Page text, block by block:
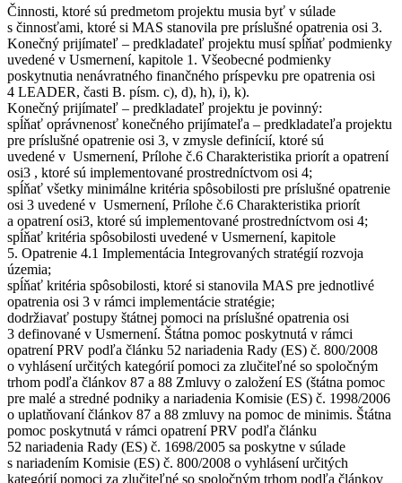
Činnosti, ktoré sú predmetom projektu musia byť v súlade
s činnosťami, ktoré si MAS stanovila pre príslušné opatrenia osi 3.
Konečný prijímateľ – predkladateľ projektu musí spĺňať podmienky
uvedené v Usmernení, kapitole 1. Všeobecné podmienky
poskytnutia nenávratného finančného príspevku pre opatrenia osi
4 LEADER, časti B. písm. c), d), h), i), k).
Konečný prijímateľ – predkladateľ projektu je povinný:
spĺňať oprávnenosť konečného prijímateľa – predkladateľa projektu
pre príslušné opatrenie osi 3, v zmysle definícií, ktoré sú
uvedené v Usmernení, Prílohe č.6 Charakteristika priorít a opatrení
osi3 , ktoré sú implementované prostredníctvom osi 4;
spĺňať všetky minimálne kritéria spôsobilosti pre príslušné opatrenie
osi 3 uvedené v Usmernení, Prílohe č.6 Charakteristika priorít
a opatrení osi3, ktoré sú implementované prostredníctvom osi 4;
spĺňať kritéria spôsobilosti uvedené v Usmernení, kapitole
5. Opatrenie 4.1 Implementácia Integrovaných stratégií rozvoja
územia;
spĺňať kritéria spôsobilosti, ktoré si stanovila MAS pre jednotlivé
opatrenia osi 3 v rámci implementácie stratégie;
dodržiavať postupy štátnej pomoci na príslušné opatrenia osi
3 definované v Usmernení. Štátna pomoc poskytnutá v rámci
opatrení PRV podľa článku 52 nariadenia Rady (ES) č. 800/2008
o vyhlásení určitých kategórií pomoci za zlučiteľné so spoločným
trhom podľa článkov 87 a 88 Zmluvy o založení ES (štátna pomoc
pre malé a stredné podniky a nariadenia Komisie (ES) č. 1998/2006
o uplatňovaní článkov 87 a 88 zmluvy na pomoc de minimis. Štátna
pomoc poskytnutá v rámci opatrení PRV podľa článku
52 nariadenia Rady (ES) č. 1698/2005 sa poskytne v súlade
s nariadením Komisie (ES) č. 800/2008 o vyhlásení určitých
kategórií pomoci za zlučiteľné so spoločným trhom podľa článkov